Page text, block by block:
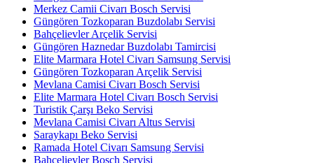
Merkez Camii Civarı Bosch Servisi
Güngören Tozkoparan Buzdolabı Servisi
Bahçelievler Arçelik Servisi
Güngören Haznedar Buzdolabı Tamircisi
Elite Marmara Hotel Civarı Samsung Servisi
Güngören Tozkoparan Arçelik Servisi
Mevlana Camisi Civarı Bosch Servisi
Elite Marmara Hotel Civarı Bosch Servisi
Turistik Çarşı Beko Servisi
Mevlana Camisi Civarı Altus Servisi
Saraykapı Beko Servisi
Ramada Hotel Civarı Samsung Servisi
Bahçelievler Bosch Servisi